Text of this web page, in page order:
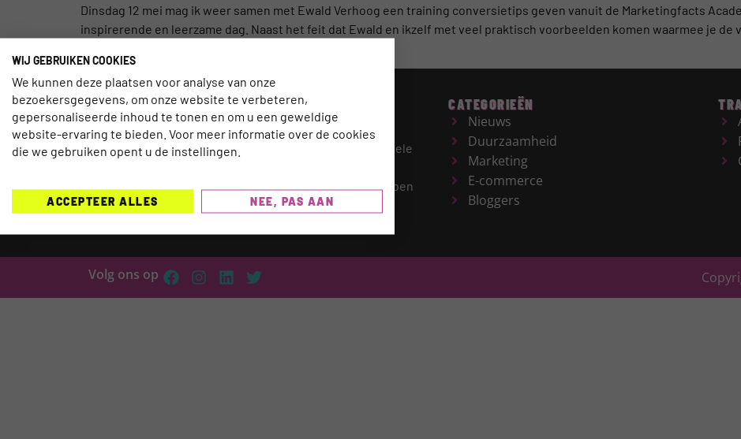
Dinsdag 12 mei mag ik weer samen met Ewald Verhoog een training conversietips geven vanuit de Marketingfacts
inspirerende en leerzame dag. Naast het feit dat Ewald en ikzelf met veel praktisch voorbeelden komen waarmee je de
TRAVELNEXT is hét leading kennisplatform voor de gehele
Onderwerpen
die worden behandeld zijn onder meer Technologie,
CATEGORIEËN
Nieuws
Duurzaamheid
Marketing
E-commerce
Bloggers
Volg ons op
WIJ GEBRUIKEN COOKIES
We kunnen deze plaatsen voor analyse van onze
bezoekersgegevens, om onze website te verbeteren,
gepersonaliseerde inhoud te tonen en om u een geweldige
website-ervaring te bieden. Voor meer informatie over de cookies
die we gebruiken opent u de instellingen.
ACCEPTEER ALLES NEE, PAS AAN